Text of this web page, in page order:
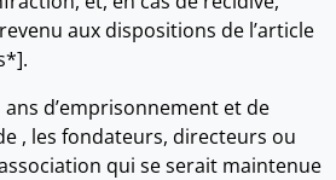
aux dispositions de l’article
d’emprisonnement et de
, les fondateurs, directeurs ou
qui se serait maintenue